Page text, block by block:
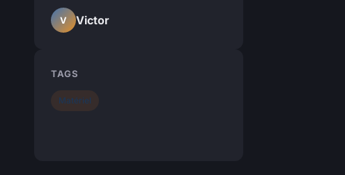
V Victor
TAGS
Matériel